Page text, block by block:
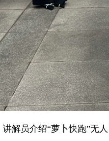
讲解员介绍“萝卜快跑”无